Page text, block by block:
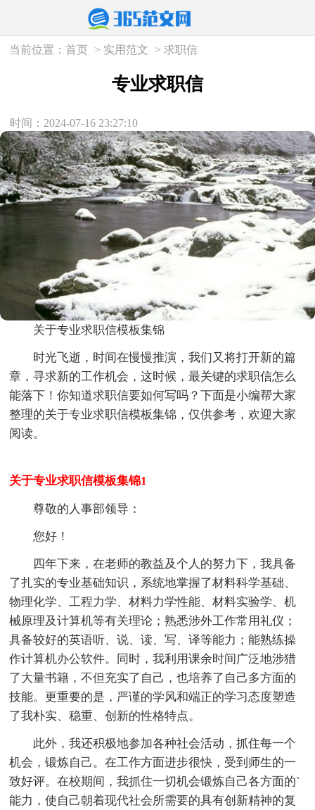
当前位置：首页 > 实用范文 >求职信
专业求职信
时间：2024-07-16 23:27:10
关于专业求职信模板集锦
时光飞逝，时间在慢慢推演，我们又将打开新的篇
章，寻求新的工作机会，这时候，最关键的求职信怎么
能落下！你知道求职信要如何写吗？下面是小编帮大家
整理的关于专业求职信模板集锦，仅供参考，欢迎大家
阅读。
关于专业求职信模板集锦1
尊敬的人事部领导：
您好！
四年下来，在老师的教益及个人的努力下，我具备
了扎实的专业基础知识，系统地掌握了材料科学基础、
物理化学、工程力学、材料力学性能、材料实验学、机
械原理及计算机等有关理论；熟悉涉外工作常用礼仪；
具备较好的英语听、说、读、写、译等能力；能熟练操
作计算机办公软件。同时，我利用课余时间广泛地涉猎
了大量书籍，不但充实了自己，也培养了自己多方面的
技能。更重要的是，严谨的学风和端正的学习态度塑造
了我朴实、稳重、创新的性格特点。
此外，我还积极地参加各种社会活动，抓住每一个
机会，锻炼自己。在工作方面进步很快，受到师生的一
致好评。在校期间，我抓住一切机会锻炼自己各方面的`
能力，使自己朝着现代社会所需要的具有创新精神的复